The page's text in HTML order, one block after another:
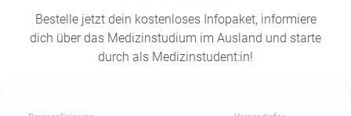
Bestelle jetzt dein kostenloses Infopaket, informiere
dich über das Medizinstudium im Ausland und starte
durch als Medizinstudent:in!